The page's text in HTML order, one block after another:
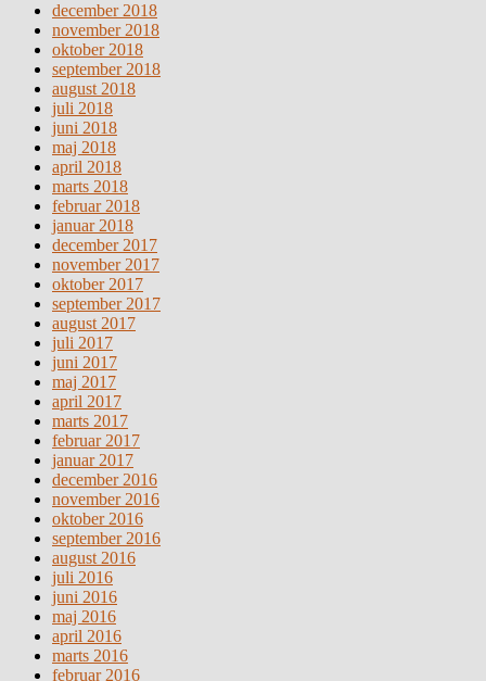
december 2018
november 2018
oktober 2018
september 2018
august 2018
juli 2018
juni 2018
maj 2018
april 2018
marts 2018
februar 2018
januar 2018
december 2017
november 2017
oktober 2017
september 2017
august 2017
juli 2017
juni 2017
maj 2017
april 2017
marts 2017
februar 2017
januar 2017
december 2016
november 2016
oktober 2016
september 2016
august 2016
juli 2016
juni 2016
maj 2016
april 2016
marts 2016
februar 2016